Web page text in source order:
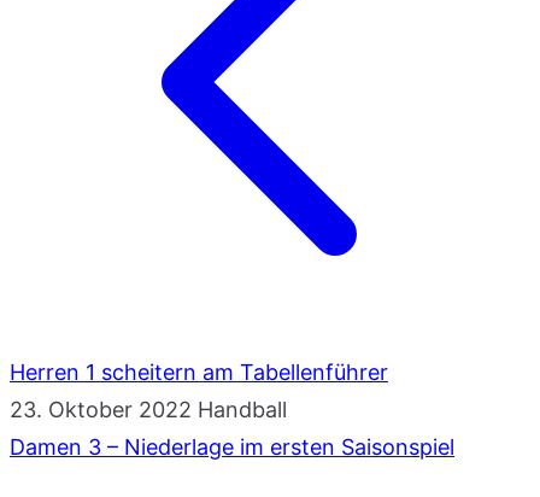
Herren 1 scheitern am Tabellenführer
23. Oktober 2022 Handball
Damen 3 – Niederlage im ersten Saisonspiel